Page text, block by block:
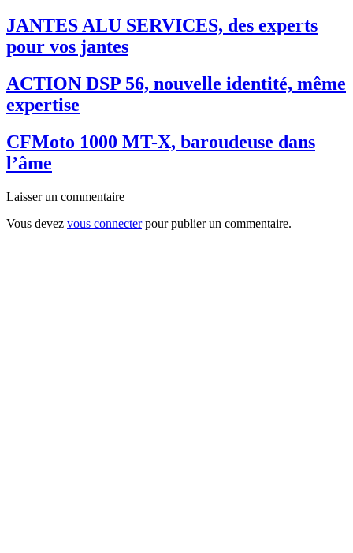
JANTES ALU SERVICES, des experts
pour vos jantes
ACTION DSP 56, nouvelle identité, même
expertise
CFMoto 1000 MT-X, baroudeuse dans
l’âme
Laisser un commentaire
Vous devez vous connecterpour publier un commentaire.